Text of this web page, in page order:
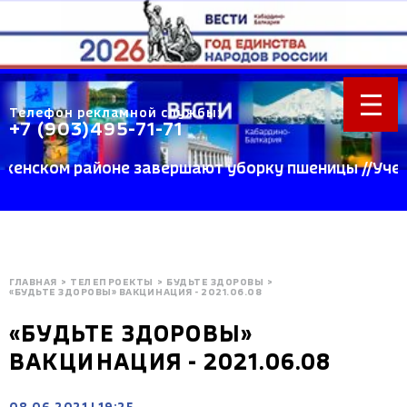
Телефон рекламной службы:
+7 (903)495-71-71
районе завершают уборку пшеницы //
ГЛАВНАЯ > ТЕЛЕПРОЕКТЫ > БУДЬТЕ ЗДОРОВЫ
>
«БУДЬТЕ ЗДОРОВЫ» ВАКЦИНАЦИЯ - 2021.06.08
«БУДЬТЕ ЗДОРОВЫ»
ВАКЦИНАЦИЯ - 2021.06.08